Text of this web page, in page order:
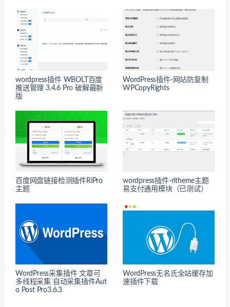
wordpress插件 WBOLT百度
推送管理 3.4.6 Pro 破解最新
版
WordPress插件-网站防复制
WPCopyRights
百度网盘链接检测插件RiPro
主题
wordpress插件-ritheme主题
易支付通用模块（已测试）
WordPress采集插件 文章可
多线程采集 自动采集插件Aut
o Post Pro3.6.3
WordPress无名氏全站缓存加
速插件下载